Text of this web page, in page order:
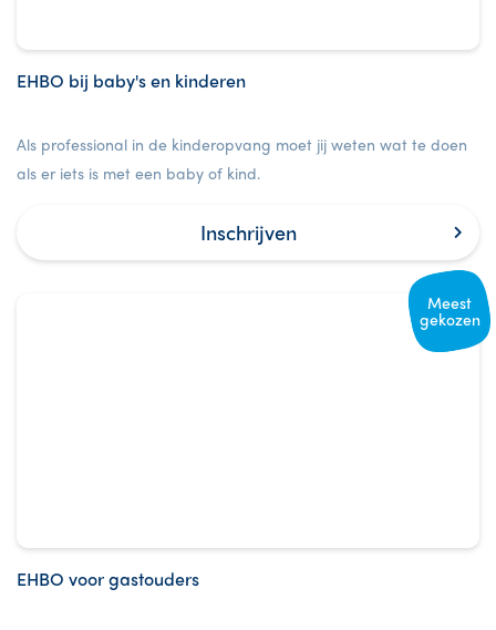
EHBO bij baby's en kinderen
Als professional in de kinderopvang moet jij weten wat te doen
als er iets is met een baby of kind.
Inschrijven
Meest
gekozen
EHBO voor gastouders